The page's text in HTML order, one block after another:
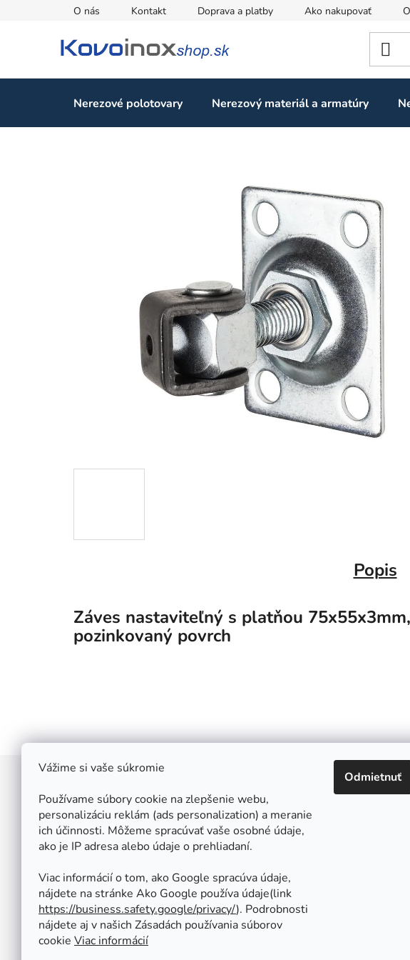
Vážime si vaše súkromie
Používame súbory cookie na zlepšenie webu,
personalizáciu reklám (ads personalization) a meranie
ich účinnosti. Môžeme spracúvať vaše osobné údaje,
ako je IP adresa alebo údaje o prehliadaní.
Viac informácií o tom, ako Google spracúva údaje,
nájdete na stránke Ako Google používa údaje(link
https://business.safety.google/privacy/⁩). Podrobnosti
nájdete aj v našich Zásadách používania súborov
cookie Viac informácií
Odmietnuť
O nás Kontakt Doprava a platby Ako nakupovať
Nerezové polotovary Nerezový materiál a armatúry
Popis
Záves nastaviteľný s platňou
pozinkovaný povrch
Štefan Široký - Kovoinox
Cukrová 10
917 01 Trnava
Slovensko
IČ: 37 571 451
IČ DPH: SK 1020347779
Po-Pa: 08:00 - 12:00 13:00 - 16:30
So - Ne : ZATVORENÉ
Tel.: +421 950 427 860
obchod@kovoinox.sk